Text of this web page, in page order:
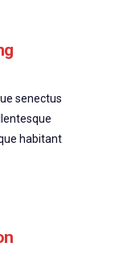
senectus
habitant